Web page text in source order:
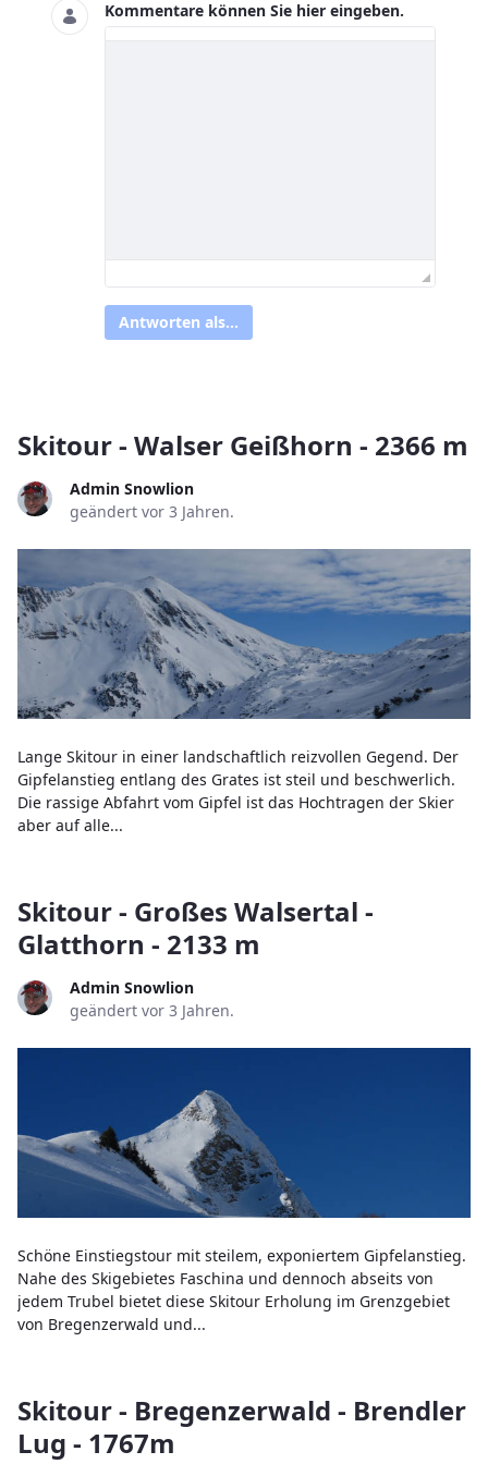
Kommentare können Sie hier eingeben.
Antworten als...
Skitour - Walser Geißhorn - 2366 m
Admin Snowlion
geändert vor 3 Jahren.
Lange Skitour in einer landschaftlich reizvollen Gegend. Der
Gipfelanstieg entlang des Grates ist steil und beschwerlich.
Die rassige Abfahrt vom Gipfel ist das Hochtragen der Skier
aber auf alle...
Skitour - Großes Walsertal -
Glatthorn - 2133 m
Admin Snowlion
geändert vor 3 Jahren.
Schöne Einstiegstour mit steilem, exponiertem Gipfelanstieg.
Nahe des Skigebietes Faschina und dennoch abseits von
jedem Trubel bietet diese Skitour Erholung im Grenzgebiet
von Bregenzerwald und...
Skitour - Bregenzerwald - Brendler
Lug - 1767m